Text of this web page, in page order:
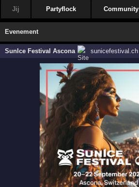
Jij Partyflock Community
Evenement
SunIce Festival Ascona sunicefestival.ch